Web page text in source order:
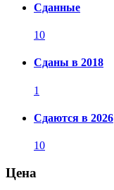
Сданные
10
Сданы в 2018
1
Сдаются в 2026
10
Цена